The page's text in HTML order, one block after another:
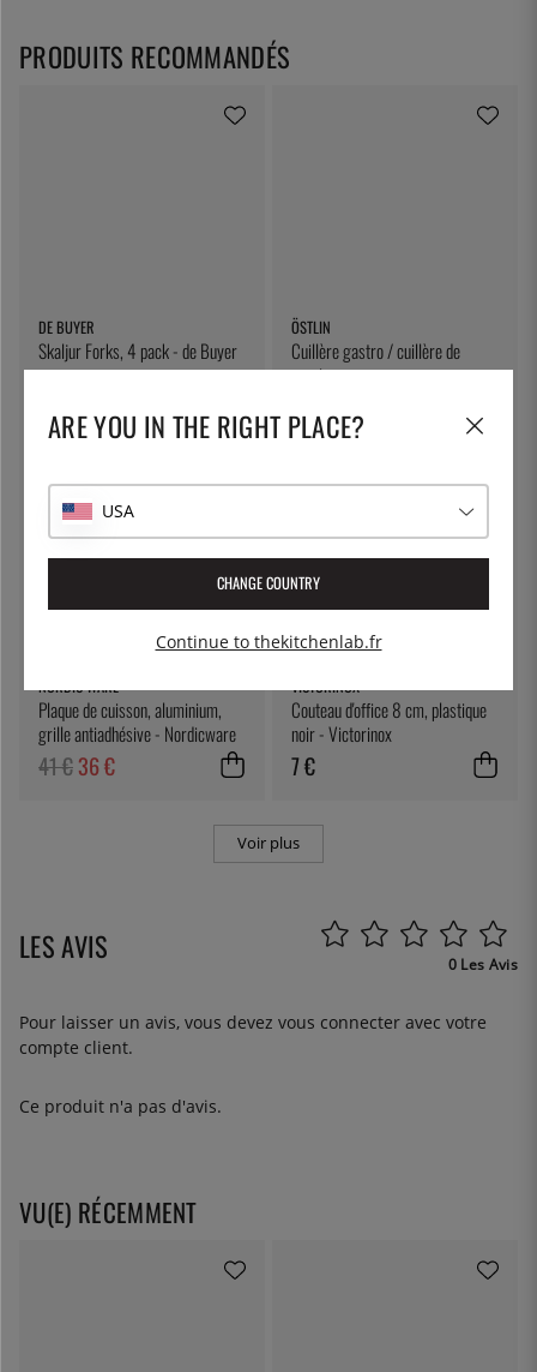
DE BUYER
Skaljur Forks, 4 pack - de Buyer
34 €
ÖSTLIN
Cuillère gastro / cuillère de
service
7 €
12%
NORDIC WARE
Plaque de cuisson, aluminium,
grille antiadhésive - Nordicware
41 €36 €
VICTORINOX
Couteau d'office 8 cm, plastique
noir - Victorinox
7 €
Voir plus
PRODUITS RECOMMANDÉS
LES AVIS 0 Les Avis
Pour laisser un avis, vous devez vous connecter avec votre
compte client.
Ce produit n'a pas d'avis.
VU(E) RÉCEMMENT
ARE YOU IN THE RIGHT PLACE?
USA
CHANGE COUNTRY
Continue to thekitchenlab.fr